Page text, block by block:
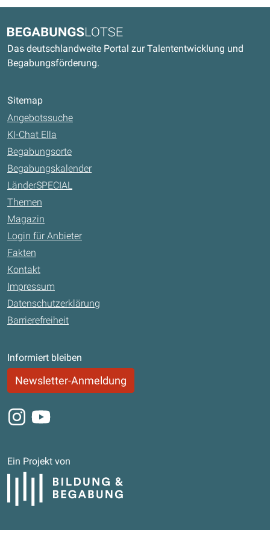
Begabungslotse
Das deutschlandweite Portal zur Talententwicklung und
Begabungsförderung.
Sitemap
Angebotssuche
KI-Chat Ella
Begabungsorte
Begabungskalender
LänderSPECIAL
Themen
Magazin
Login für Anbieter
Fakten
Kontakt
Impressum
Datenschutzerklärung
Barrierefreiheit
Informiert bleiben
Newsletter-Anmeldung
Instagram
Youtube
Ein Projekt von
Bildung und Begabung